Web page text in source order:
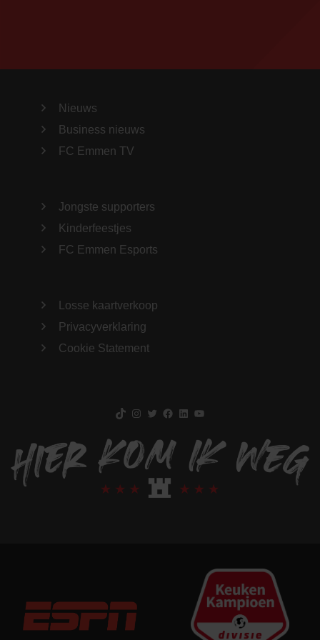
Nieuws
Business nieuws
FC Emmen TV
Jongste supporters
Kinderfeestjes
FC Emmen Esports
Losse kaartverkoop
Privacyverklaring
Cookie Statement